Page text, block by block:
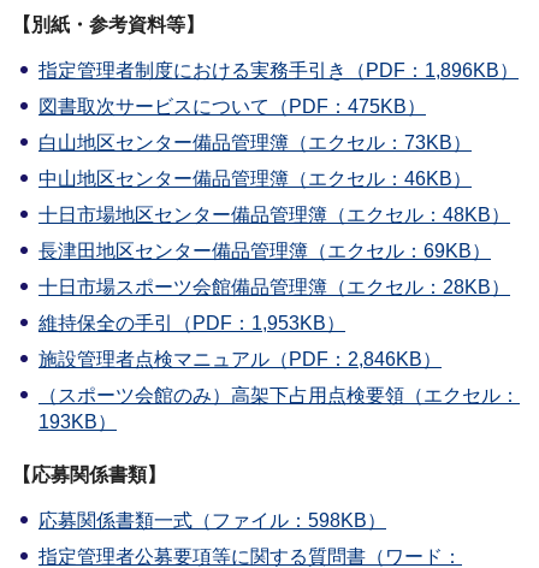
【別紙・参考資料等】
指定管理者制度における実務手引き（PDF：1,896KB）
図書取次サービスについて（PDF：475KB）
白山地区センター備品管理簿（エクセル：73KB）
中山地区センター備品管理簿（エクセル：46KB）
十日市場地区センター備品管理簿（エクセル：48KB）
長津田地区センター備品管理簿（エクセル：69KB）
十日市場スポーツ会館備品管理簿（エクセル：28KB）
維持保全の手引（PDF：1,953KB）
施設管理者点検マニュアル（PDF：2,846KB）
（スポーツ会館のみ）高架下占用点検要領（エクセル：
193KB）
【応募関係書類】
応募関係書類一式（ファイル：598KB）
指定管理者公募要項等に関する質問書（ワード：